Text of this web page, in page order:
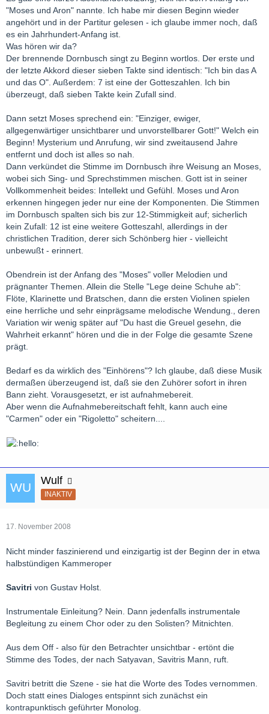
"Moses und Aron" nannte. Ich habe mir diesen Beginn wieder
angehört und in der Partitur gelesen - ich glaube immer noch, daß
es ein Jahrhundert-Anfang ist.
Was hören wir da?
Der brennende Dornbusch singt zu Beginn wortlos. Der erste und
der letzte Akkord dieser sieben Takte sind identisch: "Ich bin das A
und das O". Außerdem: 7 ist eine der Gotteszahlen. Ich bin
überzeugt, daß sieben Takte kein Zufall sind.
Dann setzt Moses sprechend ein: "Einziger, ewiger,
allgegenwärtiger unsichtbarer und unvorstellbarer Gott!" Welch ein
Beginn! Mysterium und Anrufung, wir sind zweitausend Jahre
entfernt und doch ist alles so nah.
Dann verkündet die Stimme im Dornbusch ihre Weisung an Moses,
wobei sich Sing- und Sprechstimmen mischen. Gott ist in seiner
Vollkommenheit beides: Intellekt und Gefühl. Moses und Aron
erkennen hingegen jeder nur eine der Komponenten. Die Stimmen
im Dornbusch spalten sich bis zur 12-Stimmigkeit auf; sicherlich
kein Zufall: 12 ist eine weitere Gotteszahl, allerdings in der
christlichen Tradition, derer sich Schönberg hier - vielleicht
unbewußt - erinnert.
Obendrein ist der Anfang des "Moses" voller Melodien und
prägnanter Themen. Allein die Stelle "Lege deine Schuhe ab":
Flöte, Klarinette und Bratschen, dann die ersten Violinen spielen
eine herrliche und sehr einprägsame melodische Wendung., deren
Variation wir wenig später auf "Du hast die Greuel gesehn, die
Wahrheit erkannt" hören und die in der Folge die gesamte Szene
prägt.
Bedarf es da wirklich des "Einhörens"? Ich glaube, daß diese Musik
dermaßen überzeugend ist, daß sie den Zuhörer sofort in ihren
Bann zieht. Vorausgesetzt, er ist aufnahmebereit.
Aber wenn die Aufnahmebereitschaft fehlt, kann auch eine
"Carmen" oder ein "Rigoletto" scheitern....
Wulf
INAKTIV
17. November 2008
Nicht minder faszinierend und einzigartig ist der Beginn der in etwa
halbstündigen Kammeroper
Savitri von Gustav Holst.
Instrumentale Einleitung? Nein. Dann jedenfalls instrumentale
Begleitung zu einem Chor oder zu den Solisten? Mitnichten.
Aus dem Off - also für den Betrachter unsichtbar - ertönt die
Stimme des Todes, der nach Satyavan, Savitris Mann, ruft.
Savitri betritt die Szene - sie hat die Worte des Todes vernommen.
Doch statt eines Dialoges entspinnt sich zunächst ein
kontrapunktisch geführter Monolog.